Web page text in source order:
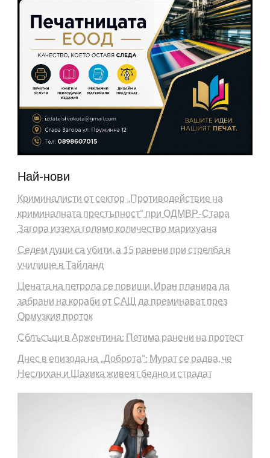
Най-нови
Криминалисти от сектор „Противодействие на
криминалната престъпност“ при ОДМВР-Стара
Загора иззеха голямо количество марихуана
Седем души са убити, а 15 ранени при стрелба в
училище в Тайланд
Цената на петрола се повиши, Иран планира да
забрани на кораби от САЩ да преминават през
Ормузкия проток
Сблъсъци в Аржентина: Петима ранени на протест
Днес в епизода на „Доброта“: Мурат се радва, че
Неслихан и Шахика живеят бедно и страдат